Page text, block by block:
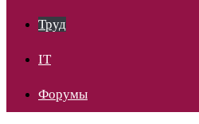
Труд
IT
Форумы